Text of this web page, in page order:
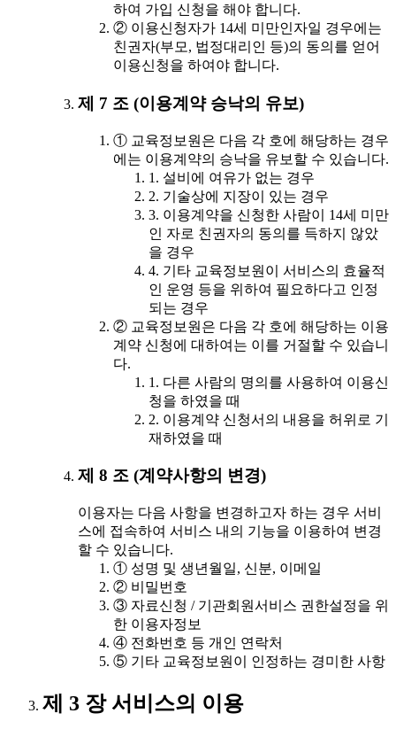
하여 가입 신청을 해야 합니다.
② 이용신청자가 14세 미만인자일 경우에는
친권자(부모, 법정대리인 등)의 동의를 얻어
이용신청을 하여야 합니다.
제 7 조 (이용계약 승낙의 유보)
① 교육정보원은 다음 각 호에 해당하는 경우
에는 이용계약의 승낙을 유보할 수 있습니다.
1. 설비에 여유가 없는 경우
2. 기술상에 지장이 있는 경우
3. 이용계약을 신청한 사람이 14세 미만
인 자로 친권자의 동의를 득하지 않았
을 경우
4. 기타 교육정보원이 서비스의 효율적
인 운영 등을 위하여 필요하다고 인정
되는 경우
② 교육정보원은 다음 각 호에 해당하는 이용
계약 신청에 대하여는 이를 거절할 수 있습니
다.
1. 다른 사람의 명의를 사용하여 이용신
청을 하였을 때
2. 이용계약 신청서의 내용을 허위로 기
재하였을 때
제 8 조 (계약사항의 변경)
이용자는 다음 사항을 변경하고자 하는 경우 서비
스에 접속하여 서비스 내의 기능을 이용하여 변경
할 수 있습니다.
① 성명 및 생년월일, 신분, 이메일
② 비밀번호
③ 자료신청 / 기관회원서비스 권한설정을 위
한 이용자정보
④ 전화번호 등 개인 연락처
⑤ 기타 교육정보원이 인정하는 경미한 사항
제 3 장 서비스의 이용